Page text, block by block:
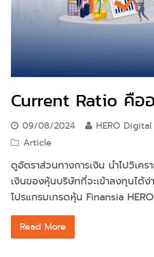
Current Ratio คืออ
09/08/2024
HERO
Article
ดูอัตราส่วนทางการเงิน นำไปวิเคร
เงินของหุ้นบริษัทที่จะเข้าลงทุนได้ง่
โปรแกรมเทรดหุ้น Finansia
Read More